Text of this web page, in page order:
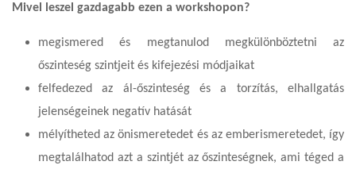
Mivel leszel gazdagabb ezen a workshopon?
megismered és megtanulod megkülönböztetni az
őszinteség szintjeit és kifejezési módjaikat
felfedezed az ál-őszinteség és a torzítás, elhallgatás
jelenségeinek negatív hatását
mélyítheted az önismeretedet és az emberismeretedet, így
megtalálhatod azt a szintjét az őszinteségnek, ami téged a